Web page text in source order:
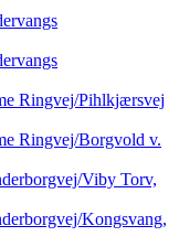
Ringvej/Pihlkjærsvej
Ringvej/Borgvold v.
Viby Torv,
Kongsvang,